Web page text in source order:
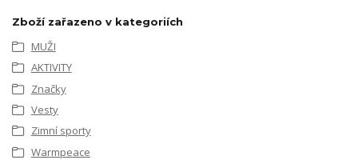
Zboží zařazeno v kategoriích
MUŽI
AKTIVITY
Značky
Vesty
Zimní sporty
Warmpeace